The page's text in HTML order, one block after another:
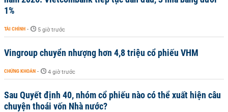
1%
TÀI CHÍNH - 5 giờ trước
Vingroup chuyển nhượng hơn 4,8 triệu cổ phiếu VHM
CHỨNG KHOÁN - 4 giờ trước
Sau Quyết định 40, nhóm cổ phiếu nào có thể xuất hiện câu
chuyện thoái vốn Nhà nước?